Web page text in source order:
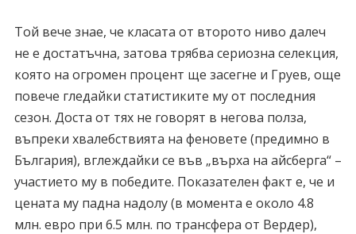
Той вече знае, че класата от второто ниво далеч
не е достатъчна, затова трябва сериозна селекция,
която на огромен процент ще засегне и Груев, още
повече гледайки статистиките му от последния
сезон. Доста от тях не говорят в негова полза,
въпреки хвалебствията на феновете (предимно в
България), вглеждайки се във „върха на айсберга“ –
участието му в победите. Показателен факт е, че и
цената му падна надолу (в момента е около 4.8
млн. евро при 6.5 млн. по трансфера от Вердер),